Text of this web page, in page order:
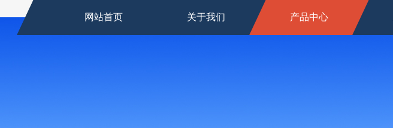
网站首页 关于我们 产品中心